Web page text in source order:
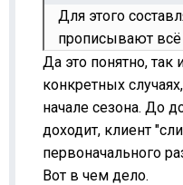
Для этого
прописывают всё
Да это понятно, так
конкретных
начале сезона. До
доходит, клиент
первоначального
Вот в чем дело.